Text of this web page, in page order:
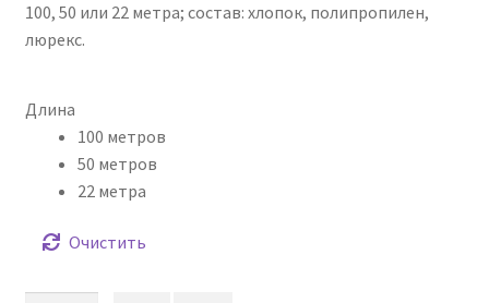
100, 50 или 22 метра; состав: хлопок, полипропилен,
люрекс.
Длина
100 метров
50 метров
22 метра
Очистить